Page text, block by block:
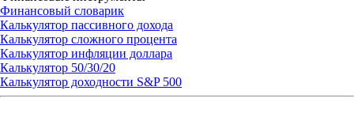
Финансовый словарик
Калькулятор пассивного дохода
Калькулятор сложного процента
Калькулятор инфляции доллара
Калькулятор 50/30/20
Калькулятор доходности S&P 500